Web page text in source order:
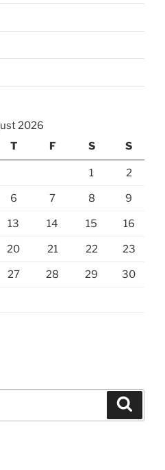
2026
T F S S
1 2
6 7 8 9
13 14 15 16
20 21 22 23
27 28 29 30